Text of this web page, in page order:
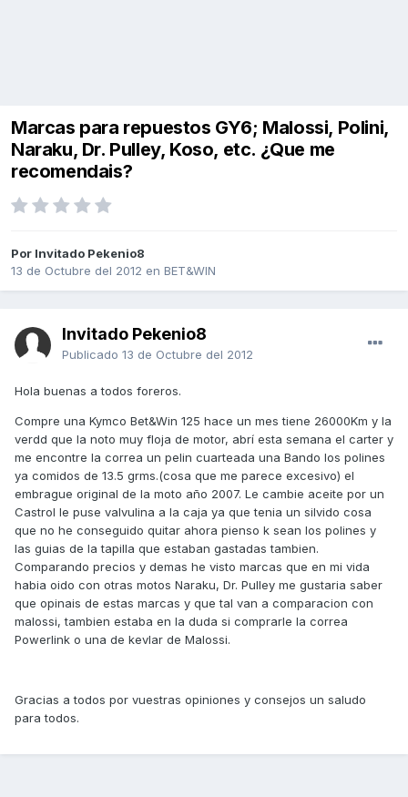
Marcas para repuestos GY6; Malossi, Polini,
Naraku, Dr. Pulley, Koso, etc. ¿Que me
recomendais?
Por Invitado Pekenio8
13 de Octubre del 2012 en BET&WIN
Invitado Pekenio8
Publicado 13 de Octubre del 2012
Hola buenas a todos foreros.
Compre una Kymco Bet&Win 125 hace un mes tiene 26000Km y la
verdd que la noto muy floja de motor, abrí esta semana el carter y
me encontre la correa un pelin cuarteada una Bando los polines
ya comidos de 13.5 grms.(cosa que me parece excesivo) el
embrague original de la moto año 2007. Le cambie aceite por un
Castrol le puse valvulina a la caja ya que tenia un silvido cosa
que no he conseguido quitar ahora pienso k sean los polines y
las guias de la tapilla que estaban gastadas tambien.
Comparando precios y demas he visto marcas que en mi vida
habia oido con otras motos Naraku, Dr. Pulley me gustaria saber
que opinais de estas marcas y que tal van a comparacion con
malossi, tambien estaba en la duda si comprarle la correa
Powerlink o una de kevlar de Malossi.
Gracias a todos por vuestras opiniones y consejos un saludo
para todos.